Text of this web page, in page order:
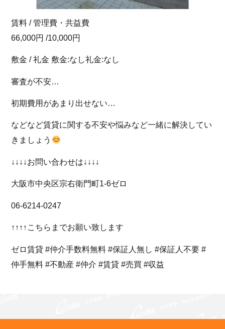
賃料 / 管理費・共益費
66,000円 /10,000円
敷金 / 礼金 敷金:なし礼金:なし
審査が不安…
初期費用があまり出せない…
などなど賃貸に関する不安や悩みなど一緒に解決してい
きましょう
↓↓↓↓お問い合わせは↓↓↓↓
大阪市中央区宗右衛門町1-6ゼロ
06-6214-0247
↑↑↑↑こちらまでお願い致します
ゼロ賃貸 #仲介手数料無料 #保証人無し #保証人不要 #
仲手無料 #不動産 #仲介 #賃貸 #売買 #収益